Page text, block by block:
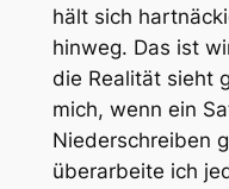
hält sich
hinweg. Das ist
die Realität sieht
mich, wenn ein
Niederschreiben
überarbeite ich